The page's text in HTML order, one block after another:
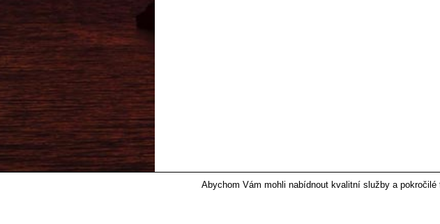
Abychom Vám mohli nabídnout kvalitní služby a